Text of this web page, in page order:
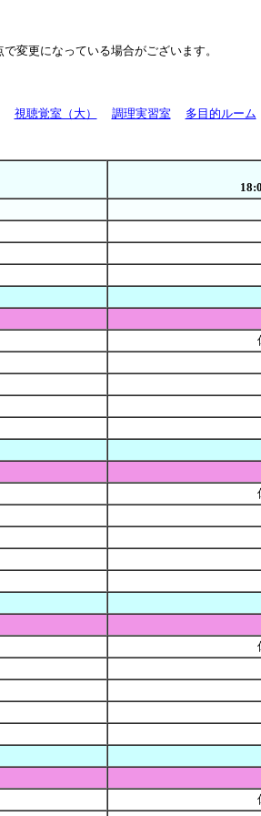
変更になっている場合がございます。
視聴覚室（大） 調理実習室 多目的ルーム